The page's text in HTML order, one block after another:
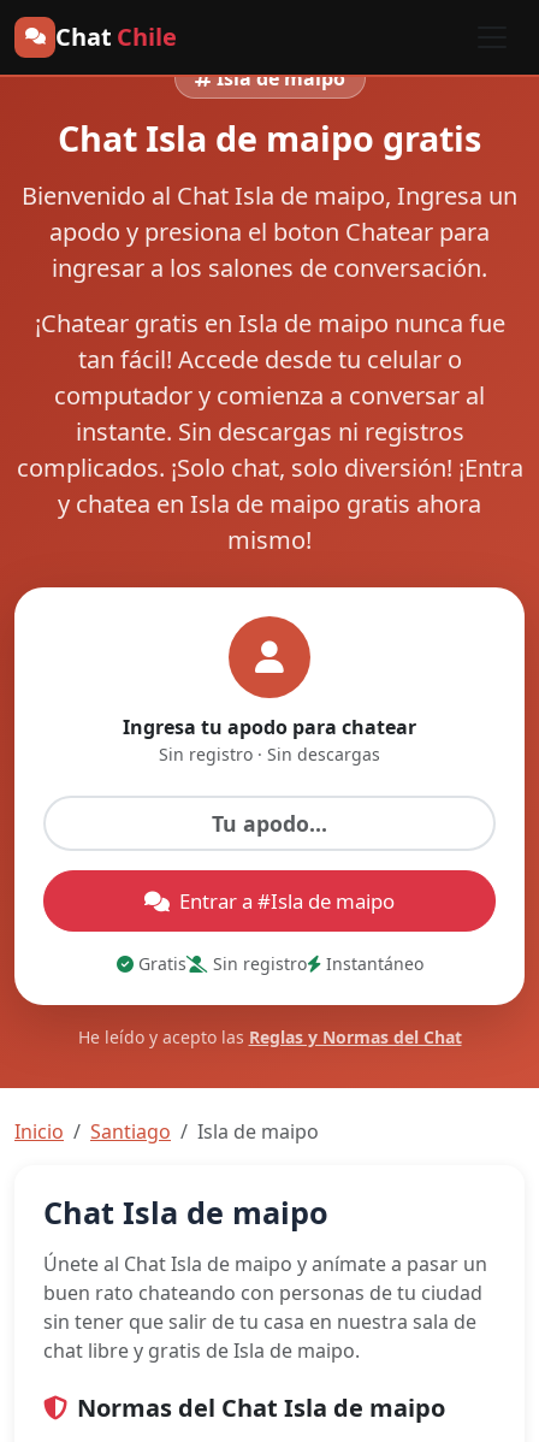
Chat Chile
Isla de maipo
Chat Isla de maipo gratis
Bienvenido al Chat Isla de maipo, Ingresa un
apodo y presiona el boton Chatear para
ingresar a los salones de conversación.
¡Chatear gratis en Isla de maipo nunca fue
tan fácil! Accede desde tu celular o
computador y comienza a conversar al
instante. Sin descargas ni registros
complicados. ¡Solo chat, solo diversión! ¡Entra
y chatea en Isla de maipo gratis ahora
mismo!
Ingresa tu apodo para chatear
Sin registro · Sin descargas
Entrar a #Isla de maipo
Gratis Sin registro Instantáneo
He leído y acepto las Reglas y Normas del Chat
Inicio Santiago Isla de maipo
Chat Isla de maipo
Únete al Chat Isla de maipo y anímate a pasar un
buen rato chateando con personas de tu ciudad
sin tener que salir de tu casa en nuestra sala de
chat libre y gratis de Isla de maipo.
Normas del Chat Isla de maipo